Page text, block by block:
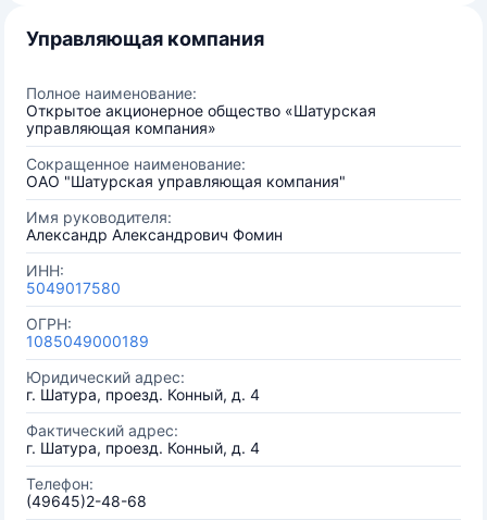
Управляющая компания
Полное наименование:
Открытое акционерное общество «Шатурская
управляющая компания»
Сокращенное наименование:
ОАО "Шатурская управляющая компания"
Имя руководителя:
Александр Александрович Фомин
ИНН:
5049017580
ОГРН:
1085049000189
Юридический адрес:
г. Шатура, проезд. Конный, д. 4
Фактический адрес:
г. Шатура, проезд. Конный, д. 4
Телефон:
(49645)2-48-68